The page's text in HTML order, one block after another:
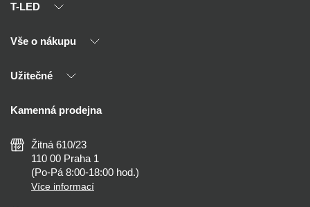
T-LED
O nás
Kontakty
Vše o nákupu
Výhody T-LED
Montáž
Nejčastější dotazy
Než koupíte
Osvětlení dle místnosti
Užitečné
Reklamace a vrácení
Zásady ochrany soukromí
Nastavení cookies
Prohlášení o přístupnosti
Kamenná prodejna
Žitná 610/23
110 00 Praha 1
(Po-Pá 8:00-18:00 hod.)
Více informací